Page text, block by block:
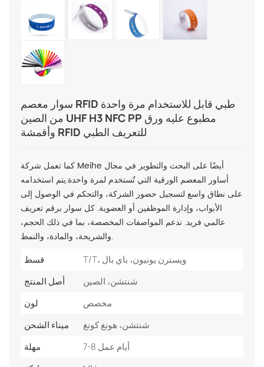
سوار معصم RFID طبي قابل للاستخدام مرة واحدة
من الصين UHF H3 NFC PP مطبوع عليه ورق
وأقمشة RFID للتعريف الطبي
كما تعمل شركة Meihe أيضًا على البحث والتطوير في مجال
أساور المعصم الورقية التي تُستخدم لمرة واحدة.يتم استخدامه
على نطاق واسع لتسجيل حضور الشركة، والتحكم في الوصول إلى
الأبواب، وإدارة الموظفين أو العضوية. كل سوار برقم تعريف
عالمي فريد. ندعم المواصفات المخصصة، بما في ذلك الحجم،
والشريحة، والمادة، والنمط.
قسط
T/T، ويسترن يونيون، باي بال
أصل المنتج
شنتشن، الصين
لون
مخصص
ميناء الشحن
شنتشن، هونغ كونغ
مهلة
7-8 أيام عمل